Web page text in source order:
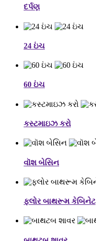
દર્પણ
24 ઇંચ
60 ઇંચ
કસ્ટમાઇઝ કરો
વૉશ બેસિન
ફ્લોર બાથરૂમ કેબિનેટ